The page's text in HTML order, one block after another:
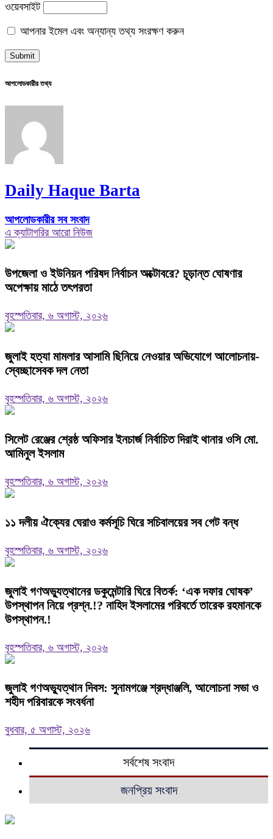
ওয়েবসাইট
আপনার ইমেল এবং অন্যান্য তথ্য সংরক্ষণ করুন
আপলোডকারীর তথ্য
Daily Haque Barta
আপলোডকারীর সব সংবাদ
এ ক্যাটাগরির আরো নিউজ
উপজেলা ও ইউনিয়ন পরিষদ নির্বাচন অক্টোবরে? চূড়ান্ত ঘোষণার
অপেক্ষায় মাঠে তৎপরতা
বৃহস্পতিবার, ৬ অগাস্ট, ২০২৬
জুলাই হত্যা মামলার আসামি ছিনিয়ে নেওয়ার অভিযোগে আলোচনায়-
স্বেচ্ছাসেবক দল নেতা
বৃহস্পতিবার, ৬ অগাস্ট, ২০২৬
‎সিলেট রেঞ্জের শ্রেষ্ঠ অফিসার ইনচার্জ নির্বাচিত দিরাই থানার ওসি মো.
আমিনুল ইসলাম
বৃহস্পতিবার, ৬ অগাস্ট, ২০২৬
‎১১ দলীয় ঐক্যের ঘেরাও কর্মসূচি ঘিরে সচিবালয়ের সব গেট বন্ধ
বৃহস্পতিবার, ৬ অগাস্ট, ২০২৬
‎জুলাই গণঅভ্যুত্থানের ডকুমেন্টারি ঘিরে বিতর্ক: ‘এক দফার ঘোষক’
উপস্থাপন নিয়ে প্রশ্ন.!? নাহিদ ইসলামের পরিবর্তে তারেক রহমানকে
উপস্থাপন.!
বৃহস্পতিবার, ৬ অগাস্ট, ২০২৬
জুলাই গণঅভ্যুত্থান দিবস: সুনামগঞ্জে শ্রদ্ধাঞ্জলি, আলোচনা সভা ও
শহীদ পরিবারকে সংবর্ধনা
বুধবার, ৫ অগাস্ট, ২০২৬
সর্বশেষ সংবাদ
জনপ্রিয় সংবাদ